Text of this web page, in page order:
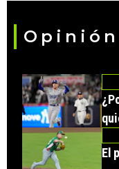
Opinión
El